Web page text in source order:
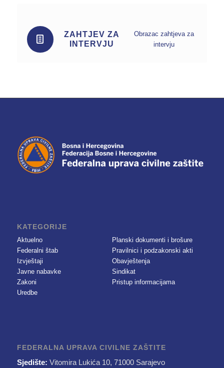
ZAHTJEV ZA
INTERVJU
Obrazac zahtjeva za
intervju
KATEGORIJE
Aktuelno
Federalni štab
Izvještaji
Javne nabavke
Zakoni
Uredbe
Planski dokumenti i brošure
Pravilnici i podzakonski akti
Obavještenja
Sindikat
Pristup informacijama
FEDERALNA UPRAVA CIVILNE ZAŠTITE
Sjedište: Vitomira Lukića 10, 71000 Sarajevo